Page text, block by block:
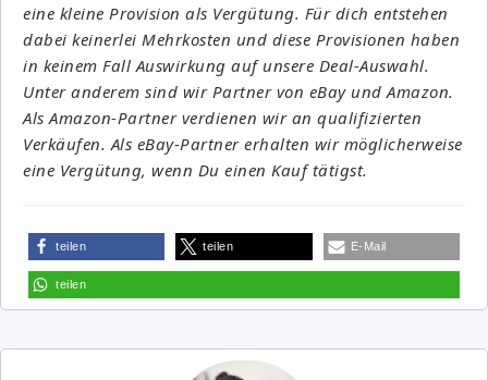
eine kleine Provision als Vergütung. Für dich entstehen
dabei keinerlei Mehrkosten und diese Provisionen haben
in keinem Fall Auswirkung auf unsere Deal-Auswahl.
Unter anderem sind wir Partner von eBay und Amazon.
Als Amazon-Partner verdienen wir an qualifizierten
Verkäufen. Als eBay-Partner erhalten wir möglicherweise
eine Vergütung, wenn Du einen Kauf tätigst.
teilen teilen E-Mail
teilen